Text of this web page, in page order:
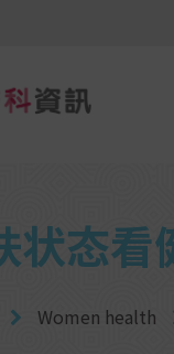
状态
Women health